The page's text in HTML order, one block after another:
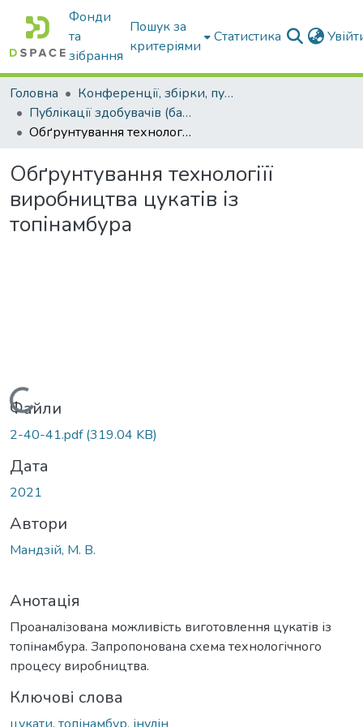
Фонди
та
зібрання
Пошук за
критеріями
Статистика
Головна
Конференції, збірки, публікації молодих вчених і здобувачів : магістрів, бакалаврів, аспірантів.
Публікації здобувачів (бакалаврів. магістрів, аспірантів)
Обґрунтування технологіїї виробництва цукатів із топінамбура
Обґрунтування технологіїї
виробництва цукатів із
топінамбура
Вантажиться...
Файли
2-40-41.pdf(319.04 KB)
Дата
2021
Автори
Мандзій, М. В.
Анотація
Проаналізована можливість виготовлення цукатів із
топінамбура. Запропонована схема технологічного
процесу виробництва.
Ключові слова